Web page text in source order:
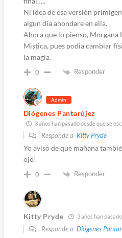
Ni idea de esa versión
algun dia ahondare en ella.
Ahora que lo pienso, Morgana
Mistica, pues podia cambiar
la magia.
0 Responder
Admin
Diógenes Pantarújez
3 años han pasado desde que se
Responde a Kitty Pryde
Yo aviso de que mañana
ojo!
0 Responder
Kitty Pryde 3 años han
Responde a Diógenes